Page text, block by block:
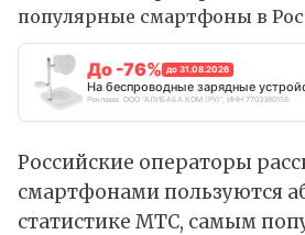
До -76% до 31.08.2026
На беспроводные зарядные
Реклама. ООО "АЛИБАБА.КОМ (РУ)", ИНН 7703380158
Российские операторы
смартфонами пользуются
статистике МТС, самым